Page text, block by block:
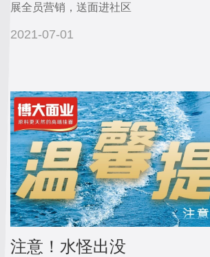
展全员营销，送面进社区
2021-07-01
注意！水怪出没